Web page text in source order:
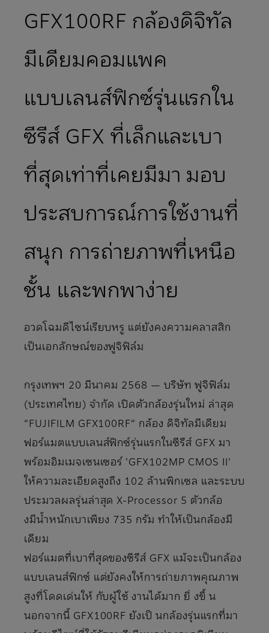
GFX100RF กล้องดิจิทัล
มีเดียมคอมแพค
แบบเลนส์ฟิกซ์รุ่นแรกใน
ซีรีส์ GFX ที่เล็กและเบา
ที่สุดเท่าที่เคยมีมา มอบ
ประสบการณ์การใช้งานที่
สนุก การถ่ายภาพที่เหนือ
ชั้น และพกพาง่าย
อวดโฉมดีไซน์เรียบหรู แต่ยังคงความคลาสสิก
เป็นเอกลักษณ์ของฟูจิฟิล์ม
กรุงเทพฯ 20 มีนาคม 2568 — บริษัท ฟูจิฟิล์ม
(ประเทศไทย) จํากัด เปิดตัวกล้องรุ่นใหม่ ล่าสุด
“FUJIFILM GFX100RF” กล้อง ดิจิทัลมีเดียม
ฟอร์แมตแบบเลนส์ฟิกซ์รุ่นแรกในซีรีส์ GFX มา
พร้อมอิมเมจเซนเซอร์ 'GFX102MP CMOS II'
ให้ความละเอียดสูงถึง 102 ล้านพิกเซล และระบบ
ประมวลผลรุ่นล่าสุด X-Processor 5 ตัวกล้อ
งมีนํ้าหนักเบาเพียง 735 กรัม ทําให้เป็นกล้องมี
เดียม
ฟอร์แมตที่เบาที่สุดของซีรีส์ GFX แม้จะเป็นกล้อง
แบบเลนส์ฟิกซ์ แต่ยังคงให้การถ่ายภาพคุณภาพ
สูงที่โดดเด่นให้ กับผู้ใช้ งานได้มาก ยิ่ งขึ้ น
นอกจากนี้ GFX100RF ยังเป็ นกล้องรุ่นแรกที่มา